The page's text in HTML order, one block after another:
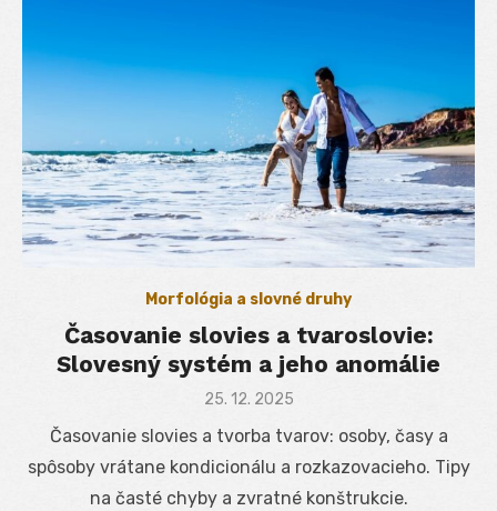
Morfológia a slovné druhy
Časovanie slovies a tvaroslovie:
Slovesný systém a jeho anomálie
Posted
25. 12. 2025
Časovanie slovies a tvorba tvarov: osoby, časy a
spôsoby vrátane kondicionálu a rozkazovacieho. Tipy
na časté chyby a zvratné konštrukcie.